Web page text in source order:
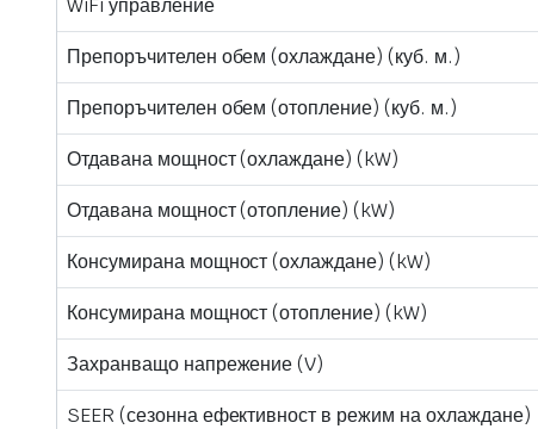
WiFi управление
Препоръчителен обем (охлаждане) (куб. м.)
Препоръчителен обем (отопление) (куб. м.)
Отдавана мощност (охлаждане) (kW)
Отдавана мощност (отопление) (kW)
Консумирана мощност (охлаждане) (kW)
Консумирана мощност (отопление) (kW)
Захранващо напрежение (V)
SEER (сезонна ефективност в режим на охлаждане)